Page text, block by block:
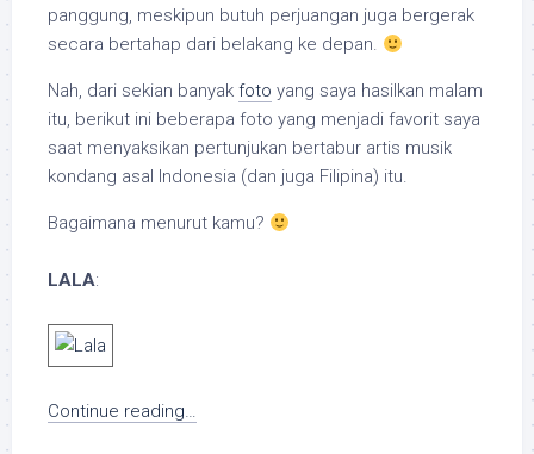
panggung, meskipun butuh perjuangan juga bergerak
secara bertahap dari belakang ke depan.
Nah, dari sekian banyak foto yang saya hasilkan malam
itu, berikut ini beberapa foto yang menjadi favorit saya
saat menyaksikan pertunjukan bertabur artis musik
kondang asal Indonesia (dan juga Filipina) itu.
Bagaimana menurut kamu?
LALA:
Continue reading…